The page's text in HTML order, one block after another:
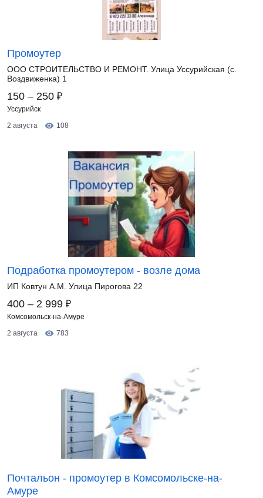
Промоутер
ООО СТРОИТЕЛЬСТВО И РЕМОНТ. Улица Уссурийская (с.
Воздвиженка) 1
150 – 250 ₽
Уссурийск
2 августа
108
Подработка промоутером - возле дома
ИП Ковтун А.М. Улица Пирогова 22
400 – 2 999 ₽
Комсомольск-на-Амуре
2 августа
783
Почтальон - промоутер в Комсомольске-на-
Амуре